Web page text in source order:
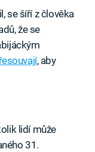
se šíří z člověka
že se
, aby
lidí může
31.